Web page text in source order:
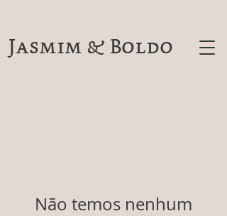
Jasmim & Boldo
Não temos nenhum